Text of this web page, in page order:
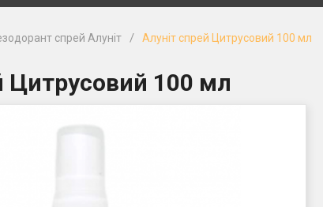
спрей Алуніт / Алуніт спрей Цитрусовий 100 мл
Цитрусовий 100 мл